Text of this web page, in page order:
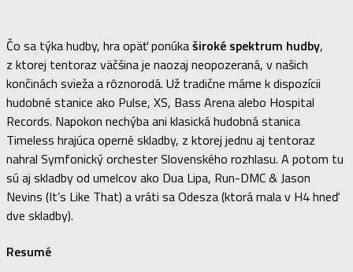
Čo sa týka hudby, hra opäť ponúkaširoké spektrum hudby
z ktorej tentoraz väčšina je naozaj neopozeraná, v našich
končinách svieža a rôznorodá. Už tradične máme k dispozícii
hudobné stanice ako Pulse, XS, Bass Arena alebo Hospital
Records. Napokon nechýba ani klasická hudobná stanica
Timeless hrajúca operné skladby, z ktorej jednu aj tentoraz